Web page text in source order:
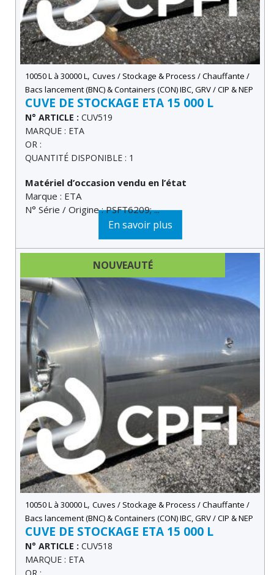
10050 L à 30000 L , Cuves / Stockage & Process / Chauffante /
Bacs lancement (BNC) & Containers (CON) IBC, GRV / CIP & NEP
CUVE DE STOCKAGE ETA 15 000 L
N° ARTICLE : CUV519
MARQUE : ETA
OR :
QUANTITÉ DISPONIBLE : 1
En savoir plus
Matériel d’occasion vendu en l’état
Marque : ETA
N° Série / Origine : PSFT6209; ...
NOUVEAUTÉ
10050 L à 30000 L , Cuves / Stockage & Process / Chauffante /
Bacs lancement (BNC) & Containers (CON) IBC, GRV / CIP & NEP
CUVE DE STOCKAGE ETA 15 000 L
N° ARTICLE : CUV518
MARQUE : ETA
OR :